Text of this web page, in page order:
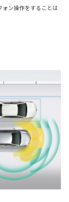
ン操作をすることは